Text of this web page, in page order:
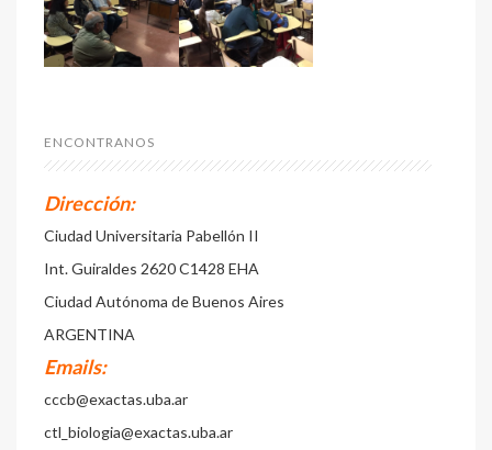
ENCONTRANOS
Dirección:
Ciudad Universitaria Pabellón II
Int. Guiraldes 2620 C1428 EHA
Ciudad Autónoma de Buenos Aires
ARGENTINA
Emails:
cccb@exactas.uba.ar
ctl_biologia@exactas.uba.ar